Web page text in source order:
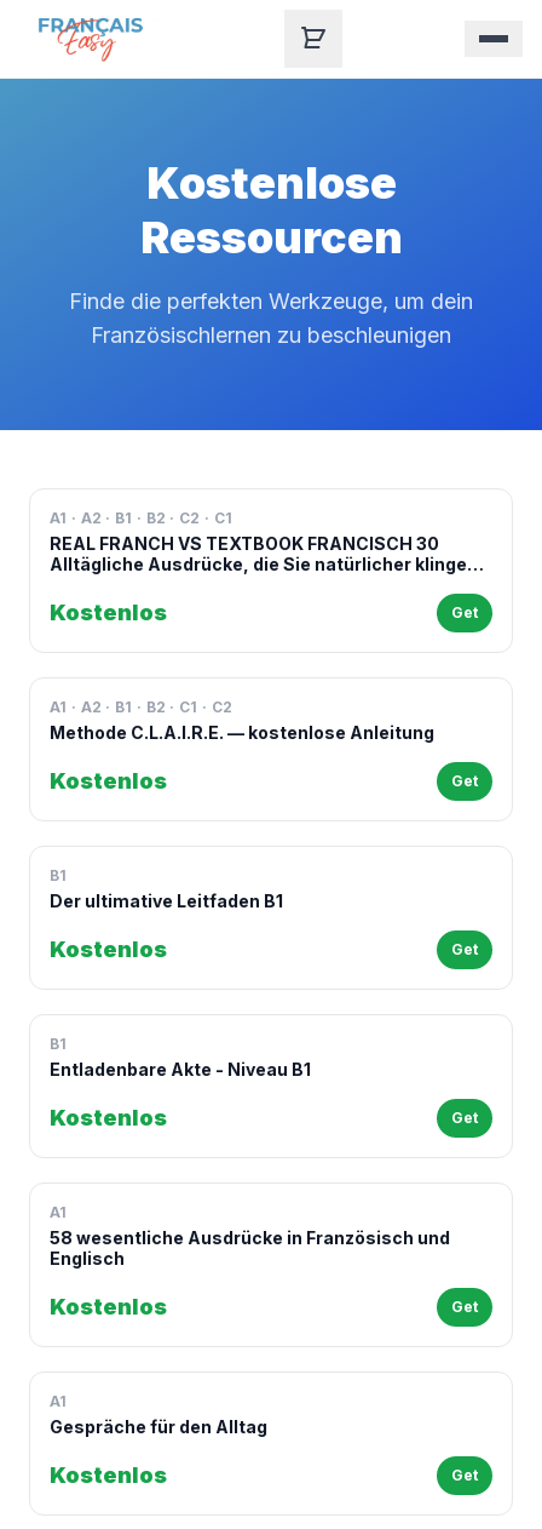
Skip to content
Kostenlose
Ressourcen
Finde die perfekten Werkzeuge, um dein
Französischlernen zu beschleunigen
A1 · A2 · B1 · B2 · C2 · C1
REAL FRANCH VS TEXTBOOK FRANCISCH 30
Alltägliche Ausdrücke, die Sie natürlicher klingen
Kostenlos Get
A1 · A2 · B1 · B2 · C1 · C2
Methode C.L.A.I.R.E. — kostenlose Anleitung
Kostenlos Get
B1
Der ultimative Leitfaden B1
Kostenlos Get
B1
Entladenbare Akte - Niveau B1
Kostenlos Get
A1
58 wesentliche Ausdrücke in Französisch und
Englisch
Kostenlos Get
A1
Gespräche für den Alltag
Kostenlos Get